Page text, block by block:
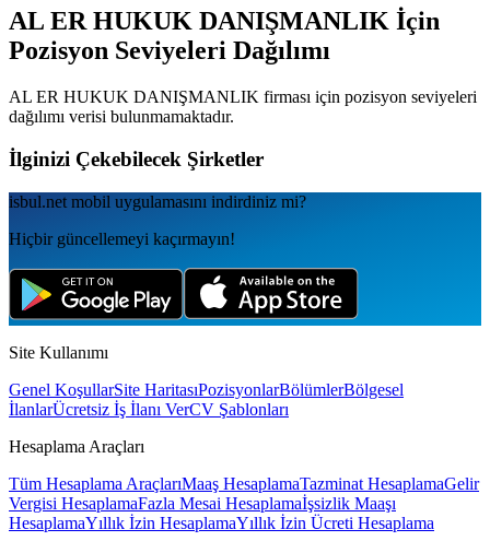
AL ER HUKUK DANIŞMANLIK İçin
Pozisyon Seviyeleri Dağılımı
AL ER HUKUK DANIŞMANLIK firması için pozisyon seviyeleri
dağılımı verisi bulunmamaktadır.
İlginizi Çekebilecek Şirketler
isbul.net mobil uygulamаsını indirdiniz mi?
Hiçbir güncellemeyi kaçırmayın!
Site Kullanımı
Genel KoşullarSite HaritasıPozisyonlarBölümlerBölgesel
İlanlarÜcretsiz İş İlanı VerCV Şablonları
Hesaplama Araçları
Tüm Hesaplama AraçlarıMaaş HesaplamaTazminat HesaplamaGelir
Vergisi HesaplamaFazla Mesai Hesaplamaİşsizlik Maaşı
HesaplamaYıllık İzin HesaplamaYıllık İzin Ücreti Hesaplama